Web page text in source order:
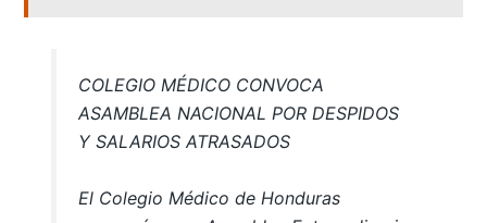
COLEGIO MÉDICO CONVOCA
ASAMBLEA NACIONAL POR DESPIDOS
Y SALARIOS ATRASADOS
El Colegio Médico de Honduras